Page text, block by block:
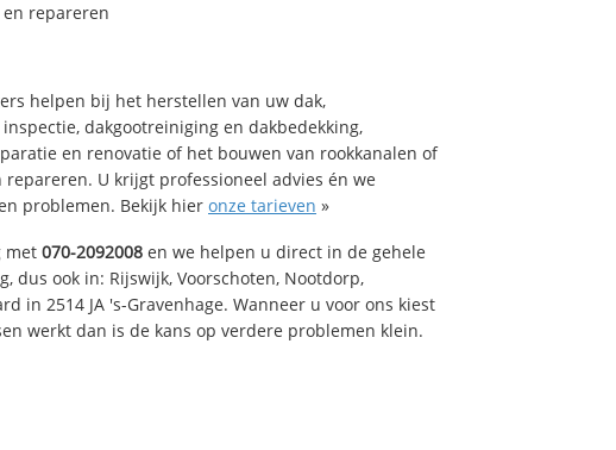
en repareren
helpen bij het herstellen van uw dak,
dakgootreiniging en dakbedekking,
en renovatie of het bouwen van rookkanalen of
repareren. U krijgt professioneel advies én we
problemen. Bekijk hier onze tarieven »
met 070-2092008 en we helpen u direct in de gehele
dus ook in: Rijswijk, Voorschoten, Nootdorp,
in 2514 JA 's-Gravenhage. Wanneer u voor ons kiest
werkt dan is de kans op verdere problemen klein.